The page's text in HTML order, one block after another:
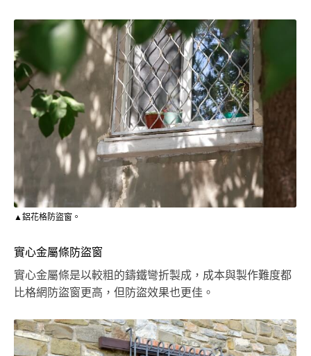
▲鋁花格防盜窗。
實心金屬條防盜窗
實心金屬條是以較粗的鑄鐵彎折製成，成本與製作難度都
比格網防盜窗更高，但防盜效果也更佳。